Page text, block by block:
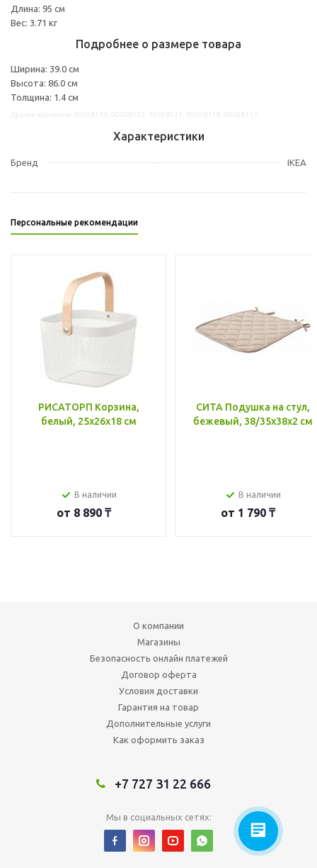
Длина: 95 см
Вес: 3.71 кг
Подробнее о размере товара
Ширина: 39.0 см
Высота: 86.0 см
Толщина: 1.4 см
Характеристики
Бренд IKEA
Персональные рекомендации
РИСАТОРП Корзина,
белый, 25x26x18 см
В наличии
от 8 890 ₸
СИТА Подушка на стул,
бежевый, 38/35x38x2 см
В наличии
от 1 790 ₸
О компании
Магазины
Безопасность онлайн платежей
Договор оферта
Условия доставки
Гарантия на товар
Дополнительные услуги
Как оформить заказ
+7 727 31 22 666
Мы в социальных сетях: